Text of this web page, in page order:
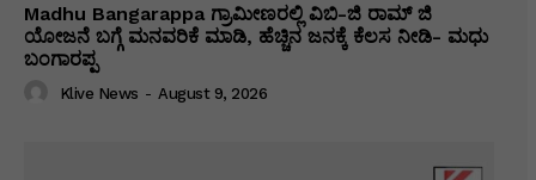
Madhu Bangarappa ಗ್ರಾಮೀಣರಲ್ಲಿ ವಿಬಿ-ಜಿ ರಾಮ್ ಜಿ
ಯೋಜನೆ ಬಗ್ಗೆ ಮನವರಿಕೆ ಮಾಡಿ, ಹೆಚ್ಚಿನ ಜನಕ್ಕೆ ಕೆಲಸ ನೀಡಿ- ಮಧು
ಬಂಗಾರಪ್ಪ
Klive News - August 9, 2026